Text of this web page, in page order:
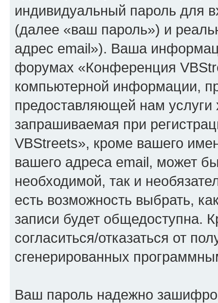
индивидуальный пароль для
(далее «ваш пароль») и
адрес email»). Ваша
форумах «Конференция
компьютерной информации,
предоставляющей нам
запрашиваемая при
VBStreets», кроме вашего
вашего адреса email, может
необходимой, так и
есть возможность выбрать,
записи будет общедоступна.
согласиться/отказаться от
сгенерированных
Ваш пароль надежно